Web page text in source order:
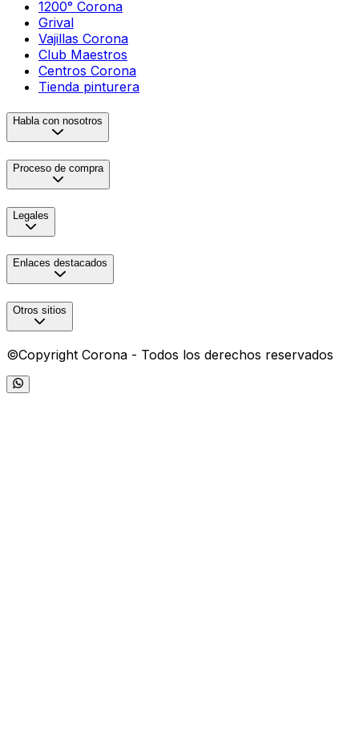
1200° Corona
Grival
Vajillas Corona
Club Maestros
Centros Corona
Tienda pinturera
Habla con nosotros
Proceso de compra
Legales
Enlaces destacados
Otros sitios
©Copyright Corona - Todos los derechos reservados